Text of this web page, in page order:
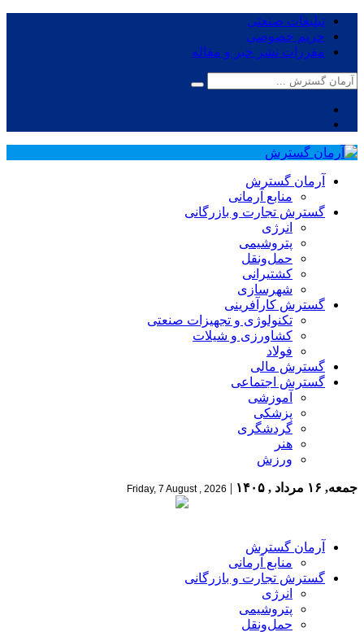
تبلیغات صنعتی
حریم خصوصی
مقررات نشر خبر و مقاله
آرمان گسترش
منابع آرمانی
گسترش تجارت و بازرگانی
انرژی
پتروشیمی
حمل‌و‌نقل
کشتیرانی
شهرسازی
گسترش کارآفرینی
تکنولوژی و تجهیزات صنعتی
کشاورزی و شیلات
فولاد
گسترش مالی
گسترش اجتماعی
آموزشی
پزشکی
گردشگری
هنر
ورزش
جمعه, ۱۶ مرداد , ۱۴۰۵ |
Friday, 7 August , 2026
آرمان گسترش
منابع آرمانی
گسترش تجارت و بازرگانی
انرژی
پتروشیمی
حمل‌و‌نقل